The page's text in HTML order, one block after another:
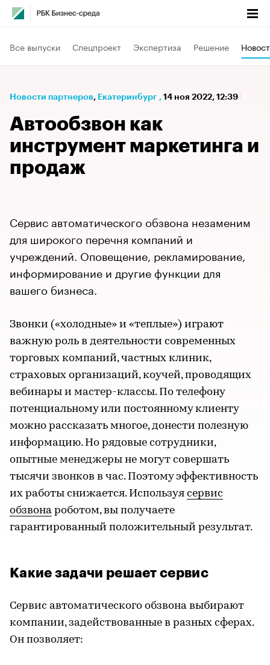
Все выпуски Спецпроект Экспертиза Решение
Новости партнеров⁠, Екатеринбург , 14 ноя 2022, 12:39
Автообзвон как
инструмент маркетинга и
продаж
Сервис автоматического обзвона незаменим
для широкого перечня компаний и
учреждений. Оповещение, рекламирование,
информирование и другие функции для
вашего бизнеса.
Звонки («холодные» и «теплые») играют
важную роль в деятельности современных
торговых компаний, частных клиник,
страховых организаций, коучей, проводящих
вебинары и мастер-классы. По телефону
потенциальному или постоянному клиенту
можно рассказать многое, донести полезную
информацию. Но рядовые сотрудники,
опытные менеджеры не могут совершать
тысячи звонков в час. Поэтому эффективность
их работы снижается. Используя сервис
обзвона роботом, вы получаете
гарантированный положительный результат.
Какие задачи решает сервис
Сервис автоматического обзвона выбирают
компании, задействованные в разных сферах.
Он позволяет: